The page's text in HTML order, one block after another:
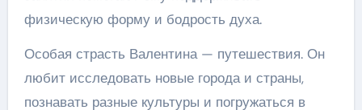
физическую форму и бодрость духа.
Особая страсть Валентина — путешествия. Он
любит исследовать новые города и страны,
познавать разные культуры и погружаться в